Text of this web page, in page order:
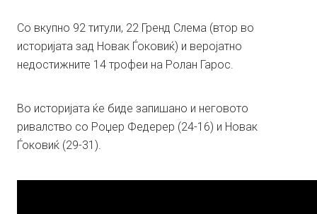
Со вкупно 92 титули, 22 Гренд Слема (втор во
историјата зад Новак Ѓоковиќ) и веројатно
недостижните 14 трофеи на Ролан Гарос.
Во историјата ќе биде запишано и неговото
ривалство со Роџер Федерер (24-16) и Новак
Ѓоковиќ (29-31).